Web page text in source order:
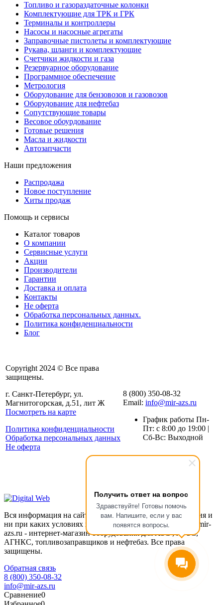
Получить ответ на вопрос
Здравствуйте! Готовы помочь
вам. Напишите, если у вас
появятся вопросы.
Топливо и газораздаточные колонки
Комплектующие для ТРК и ГРК
Терминалы и контроллеры
Насосы и насосные агрегаты
Заправочные пистолеты и комплектующие
Рукава, шланги и комплектующие
Счетчики жидкости и газа
Резервуарное оборудование
Программное обеспечение
Метрология
Оборудование для бензовозов и газовозов
Оборудование для нефтебаз
Сопутствующие товары
Весовое обоурдование
Готовые решения
Масла и жидкости
Автозапчасти
Наши предложения
Распродажа
Новое поступление
Хиты продаж
Помощь и сервисы
Каталог товаров
О компании
Сервисные услуги
Акции
Производители
Гарантии
Доставка и оплата
Контакты
Не оферта
Обработка персональных данных.
Политика конфиденциальности
Блог
Copyright 2024 © Все права
защищены.
г. Санкт-Петербург, ул.
Магнитогорская, д.51, лит Ж
Посмотреть на карте
Политика конфиденциальности
Обработка персональных данных
Не оферта
8 (800) 350-08-32
Email: info@mir-azs.ru
График работы Пн-
Пт: с 8:00 до 19:00 |
Сб-Вс: Выходной
Вся информация на сайте предоставлена для ознакомления и
ни при каких условиях не является публичной офертой. mir-
azs.ru - интернет-магазин оборудования для АЗС , АГЗС,
АГНКС, топливозаправщиков и нефтебаз. Все права
защищены.
Обратная связь
8 (800) 350-08-32
info@mir-azs.ru
Сравнение0